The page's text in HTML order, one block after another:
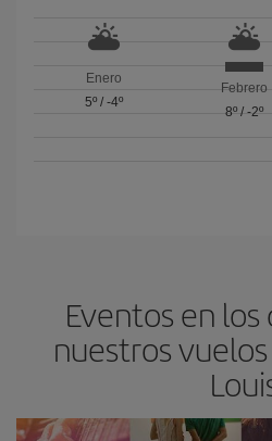
Enero
5º/ -4º
Febrero
8º/ -2º
Eventos en
nuestros